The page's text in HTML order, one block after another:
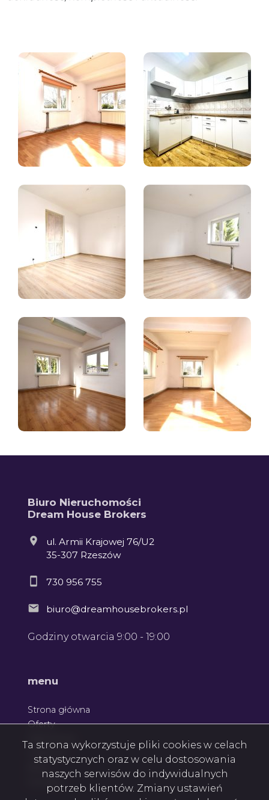
Biuro Nieruchomości
Dream House Brokers
ul. Armii Krajowej 76/U2
35-307 Rzeszów
730 956 755
biuro@dreamhousebrokers.pl
Godziny otwarcia 9:00 - 19:00
menu
Strona główna
Oferty
Ta strona wykorzystuje pliki cookies w celach
statystycznych oraz w celu dostosowania
naszych serwisów do indywidualnych
potrzeb klientów. Zmiany ustawień